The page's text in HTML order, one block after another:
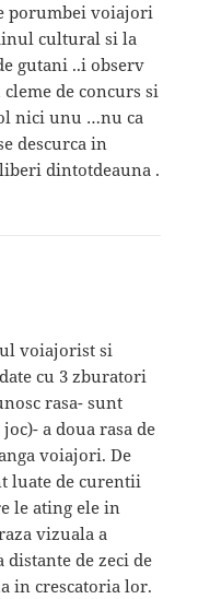
porumbei voiajori
cultural si la
gutani ..i observ
de concurs si
nici unu …nu ca
descurca in
dintotdeauna .
voiajorist si
cu 3 zburatori
rasa- sunt
a doua rasa de
voiajori. De
luate de curentii
le ating ele in
vizuala a
de zeci de
in crescatoria lor.